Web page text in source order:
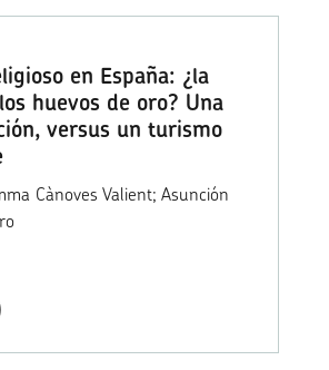
en España: ¿la
huevos de oro? Una
versus un turismo
Cànoves Valient; Asunción